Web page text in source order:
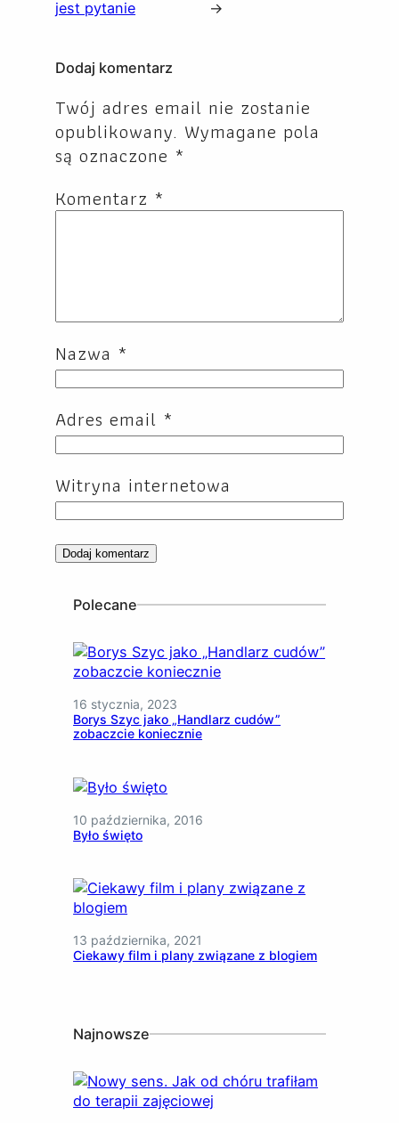
jest pytanie →
Dodaj komentarz
Twój adres email nie zostanie
opublikowany. Wymagane pola
są oznaczone *
Komentarz *
Nazwa *
Adres email *
Witryna internetowa
Polecane
16 stycznia, 2023
Borys Szyc jako „Handlarz cudów”
zobaczcie koniecznie
10 października, 2016
Było święto
13 października, 2021
Ciekawy film i plany związane z blogiem
Najnowsze